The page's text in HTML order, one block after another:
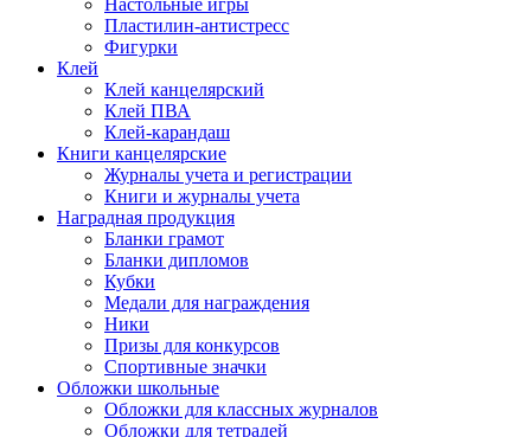
Настольные игры
Пластилин-антистресс
Фигурки
Клей
Клей канцелярский
Клей ПВА
Клей-карандаш
Книги канцелярские
Журналы учета и регистрации
Книги и журналы учета
Наградная продукция
Бланки грамот
Бланки дипломов
Кубки
Медали для награждения
Ники
Призы для конкурсов
Спортивные значки
Обложки школьные
Обложки для классных журналов
Обложки для тетрадей